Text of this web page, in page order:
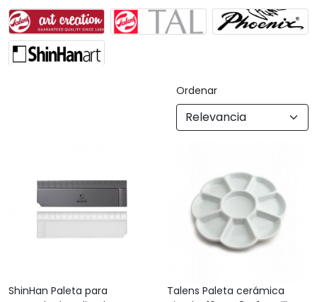
Ordenar
ShinHan Paleta para
Talens Paleta cerámica